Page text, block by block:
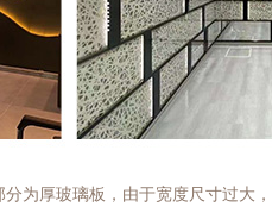
为厚玻璃板，由于宽度尺寸过大